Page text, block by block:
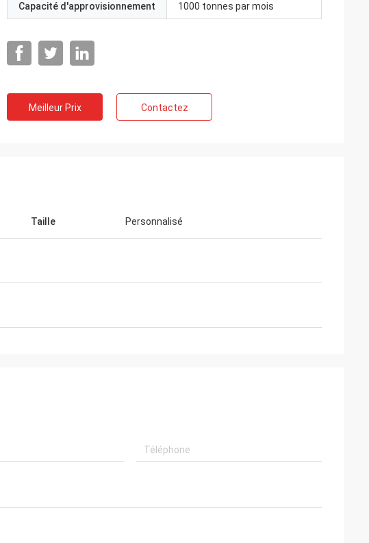
pour la production de bouteilles de lait de
Capacité d'approvisionnement 1000 tonnes par mois
Meilleur Prix Contactez
Taille Personnalisé